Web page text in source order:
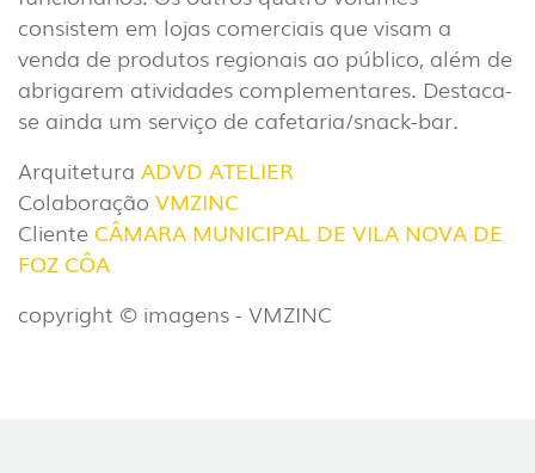
(7)
DOWNLOADS
PROJETOS
INFORMAÇÃO LEGAL
A EXPORLUX
NOTÍCIAS
CONTACTOS
DENÚNCIAS
consistem em lojas comerciais que visam a
venda de produtos regionais ao público, além de
abrigarem atividades complementares. Destaca-
se ainda um serviço de cafetaria/snack-bar.
Arquitetura ADVD ATELIER
Colaboração VMZINC
Cliente CÂMARA MUNICIPAL DE VILA NOVA DE
FOZ CÔA
copyright © imagens - VMZINC